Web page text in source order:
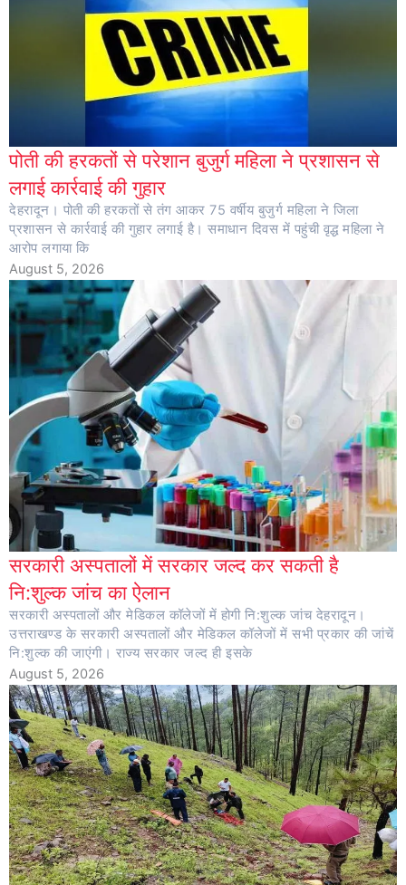
पोती की हरकतों से परेशान बुजुर्ग महिला ने प्रशासन से
लगाई कार्रवाई की गुहार
देहरादून। पोती की हरकतों से तंग आकर 75 वर्षीय बुजुर्ग महिला ने जिला
प्रशासन से कार्रवाई की गुहार लगाई है। समाधान दिवस में पहुंची वृद्ध महिला ने
आरोप लगाया कि
August 5, 2026
सरकारी अस्पतालों में सरकार जल्द कर सकती है
नि:शुल्क जांच का ऐलान
सरकारी अस्पतालों और मेडिकल कॉलेजों में होगी नि:शुल्क जांच देहरादून।
उत्तराखण्ड के सरकारी अस्पतालों और मेडिकल कॉलेजों में सभी प्रकार की जांचें
नि:शुल्क की जाएंगी। राज्य सरकार जल्द ही इसके
August 5, 2026